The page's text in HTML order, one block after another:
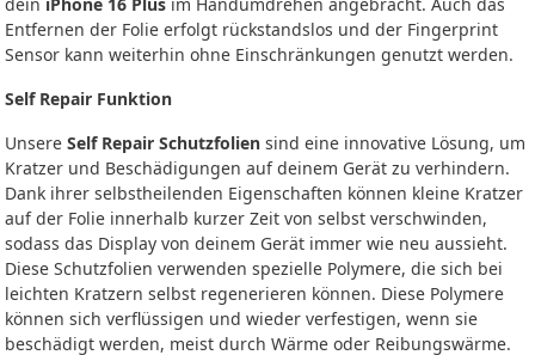
Entfernen der Folie erfolgt rückstandslos und der Fingerprint
Sensor kann weiterhin ohne Einschränkungen genutzt werden.
Self Repair Funktion
Unsere Self Repair Schutzfolien sind eine innovative Lösung, um
Kratzer und Beschädigungen auf deinem Gerät zu verhindern.
Dank ihrer selbstheilenden Eigenschaften können kleine Kratzer
auf der Folie innerhalb kurzer Zeit von selbst verschwinden,
sodass das Display von deinem Gerät immer wie neu aussieht.
Diese Schutzfolien verwenden spezielle Polymere, die sich bei
leichten Kratzern selbst regenerieren können. Diese Polymere
können sich verflüssigen und wieder verfestigen, wenn sie
beschädigt werden, meist durch Wärme oder Reibungswärme.